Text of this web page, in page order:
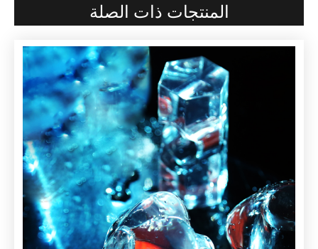
المنتجات ذات الصلة